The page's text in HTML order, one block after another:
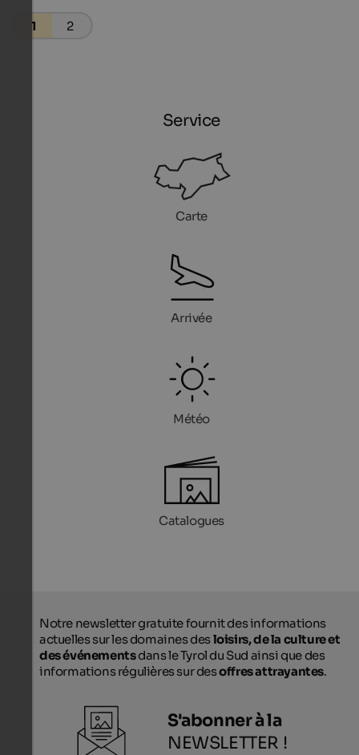
1 2
Service
Carte
Arrivée
Météo
Catalogues
Notre newsletter gratuite fournit des informations
actuelles sur les domaines desloisirs, de la culture et
des événementsdans le Tyrol du Sud ainsi que des
informations régulières sur desoffres attrayantes.
S'abonner à la
NEWSLETTER !